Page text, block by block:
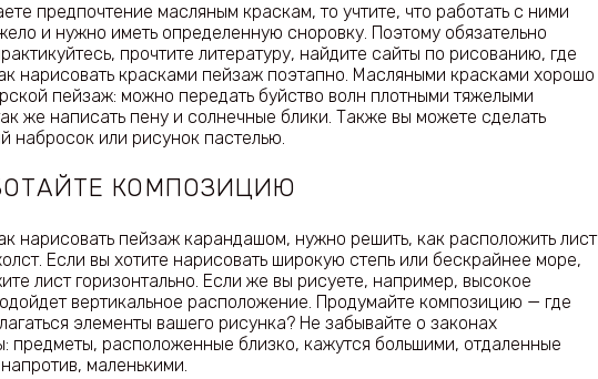
предпочтение масляным краскам, то учтите, что работать с ними
и нужно иметь определенную сноровку. Поэтому обязательно
прочтите литературу, найдите сайты по рисованию, где
нарисовать красками пейзаж поэтапно. Масляными красками хорошо
пейзаж: можно передать буйство волн плотными тяжелыми
же написать пену и солнечные блики. Также вы можете сделать
набросок или рисунок пастелью.
КОМПОЗИЦИЮ
нарисовать пейзаж карандашом, нужно решить, как расположить лист
Если вы хотите нарисовать широкую степь или бескрайнее море,
лист горизонтально. Если же вы рисуете, например, высокое
вертикальное расположение. Продумайте композицию — где
элементы вашего рисунка? Не забывайте о законах
предметы, расположенные близко, кажутся большими, отдаленные
маленькими.